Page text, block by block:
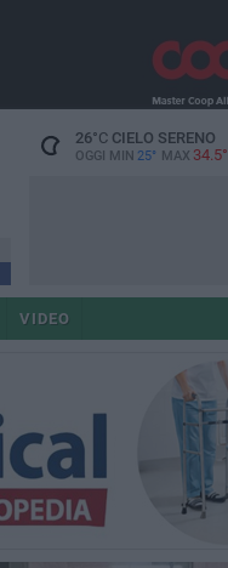
26°CCIELO SERENO
OGGI MIN 25° MAX 34.5°
VIDEO